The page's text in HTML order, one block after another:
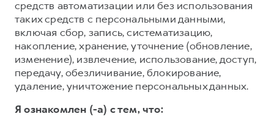
средств автоматизации или без использования
таких средств с персональными данными,
включая сбор, запись, систематизацию,
накопление, хранение, уточнение (обновление,
изменение), извлечение, использование, доступ,
передачу, обезличивание, блокирование,
удаление, уничтожение персональных данных.
Я ознакомлен (-а) с тем, что: